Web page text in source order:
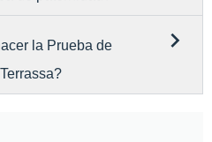
la Prueba de